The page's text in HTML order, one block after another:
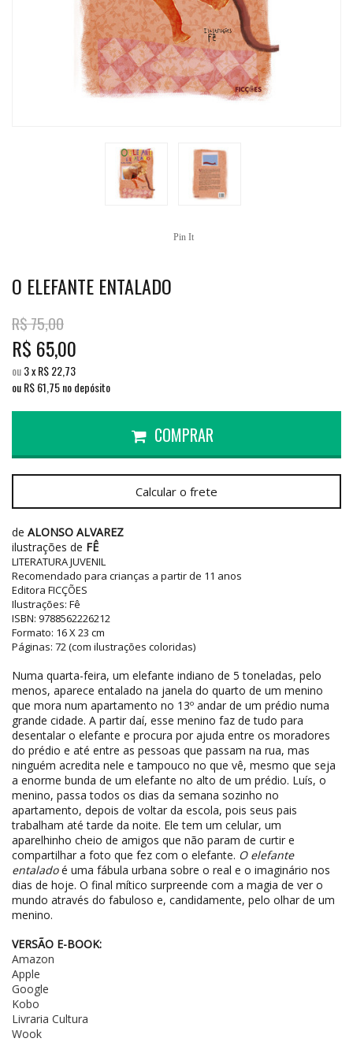
Pin It
O ELEFANTE ENTALADO
R$75,00
R$ 65,00
ou3xR$22,73
ou R$61,75no depósito
COMPRAR
Calcular o frete
de ALONSO ALVAREZ
ilustrações de FÊ
LITERATURA JUVENIL
Recomendado para crianças a partir de 11 anos
Editora FICÇÕES
Ilustrações: Fê
ISBN: 9788562226212
Formato: 16 X 23 cm
Páginas: 72 (com ilustrações coloridas)
Numa quarta-feira, um elefante indiano de 5 toneladas, pelo
menos, aparece entalado na janela do quarto de um menino
que mora num apartamento no 13º andar de um prédio numa
grande cidade. A partir daí, esse menino faz de tudo para
desentalar o elefante e procura por ajuda entre os moradores
do prédio e até entre as pessoas que passam na rua, mas
ninguém acredita nele e tampouco no que vê, mesmo que seja
a enorme bunda de um elefante no alto de um prédio. Luís, o
menino, passa todos os dias da semana sozinho no
apartamento, depois de voltar da escola, pois seus pais
trabalham até tarde da noite. Ele tem um celular, um
aparelhinho cheio de amigos que não param de curtir e
compartilhar a foto que fez com o elefante. O elefante
entaladoé uma fábula urbana sobre o real e o imaginário nos
dias de hoje. O final mítico surpreende com a magia de ver o
mundo através do fabuloso e, candidamente, pelo olhar de um
menino.
VERSÃO E-BOOK:
Amazon
Apple
Google
Kobo
Livraria Cultura
Wook